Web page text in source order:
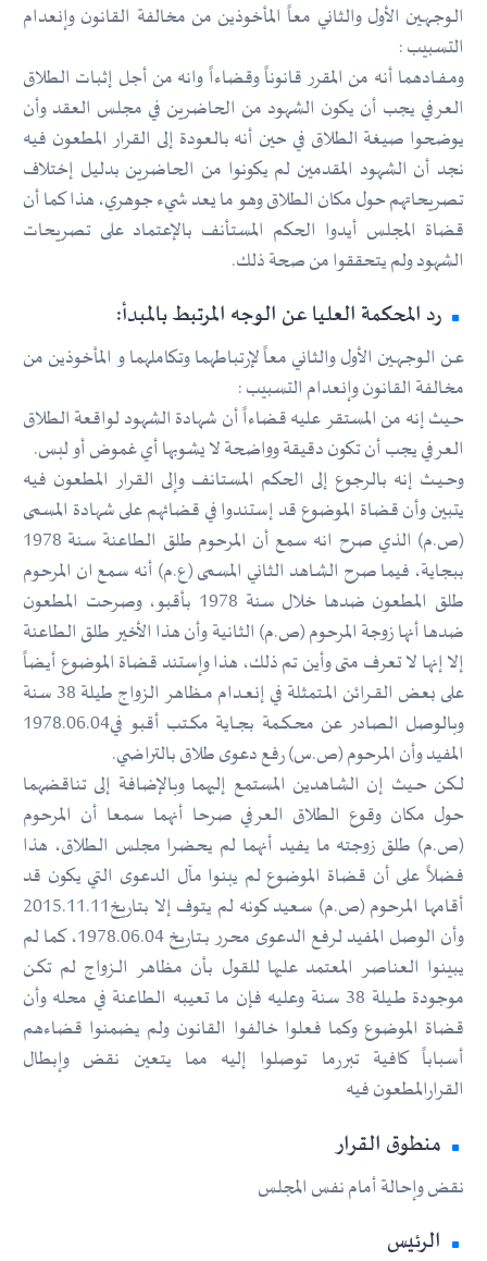
الـوجــهــين الأول والثاني معاً المأخوذين من مخالفة القانون وإنعدام
التسبيب :
ومــفــادهما أنه من المقرر قانوناً وقضاءاً وانه من أجل إثبات الطلاق
العرفي يجب أن يكون الشهود من الحاضرين في مجلس العقد وأن
يوضحوا صيغة الطلاق في حين أنه بالعودة إلى القرار المطعون فيه
نجد أن الشهود المقدمين لم يكونوا من الحاضرين بدليل إختلاف
تصريحاتهم حول مكان الطلاق وهو ما يعد شيء جوهري، هذا كما أن
قضاة المجلس أيدوا الحكم المستأنف بالإعتماد على تصريحات
الشهود ولم يتحققوا من صحة ذلك.
رد المحكمة العليا عن الوجه المرتبط بالمبدأ:
عــن الـوجــهــين الأول والثاني معاً لإرتباطهما وتكاملهما و المأخوذين من
مخالفة القانون وإنعدام التسبيب :
حــيث إنه من المستقر عليه قضاءاً أن شهادة الشهود لواقعة الطلاق
العرفي يجب أن تكون دقيقة وواضحة لا يشوبها أي غموض أو لبس.
وحــيــث إنه بالرجوع إلى الحكم المستانف وإلى القرار المطعون فيه
يتبين وأن قضاة الموضوع قد إستندوا في قضائهم على شهادة المسمى
(ص.م) الذي صرح انه سمع أن المرحوم طلق الطاعنة سنة 1978
ببجاية، فيما صرح الشاهد الثاني المسمى (ع.م) أنه سمع ان المرحوم
طلق المطعون ضدها خلال سنة 1978 بأقبو، وصرحت المطعون
ضدها أنها زوجة المرحوم (ص.م) الثانية وأن هذا الأخير طلق الطاعنة
إلا إنها لا تعرف متى وأين تم ذلك، هذا وإستند قضاة الموضوع أيضاً
على بعض القــرائن المــتمثلة في إنعــدام مــظاهر الزواج طيلة 38 سنة
وبالوصل الصادر عن محــكــمة بجــاية مكــتب أقبو في1978.06.04
المفيد وأن المرحوم (ص.س) رفع دعوى طلاق بالتراضي.
لــكـن حــيث إن الشاهدين المستمع إليهما وبالإضافة إلى تناقضهما
حول مكان وقوع الطلاق العرفي صرحا أنهما سمعا أن المرحوم
(ص.م) طلق زوجته ما يفيد أنهما لم يحضرا مجلس الطلاق، هذا
فضلاً على أن قضاة الموضوع لم يبنوا مآل الدعوى التي يكون قد
أقامها المرحوم (ص.م) سعيد كونه لم يتوف إلا بتاريخ2015.11.11
وأن الوصل المفيد لرفع الدعوى محرر بــتاريخ 1978.06.04، كما لم
يبينوا العناصر المعتمد عليها للقول بأن مظاهر الــزواج لم تكــن
موجودة طــيلة 38 سنة وعليه فإن ما تعيبه الطاعنة في محله وأن
قضاة الموضوع وكما فعلوا خالفوا القانون ولم يضمنوا قضاءهم
أسباباً كافية تبررما توصلوا إليه مما يتعين نقض وإبطال
القرارالمطعون فيه
منطوق القرار
نقض وإحالة أمام نفس المجلس
الرئيس